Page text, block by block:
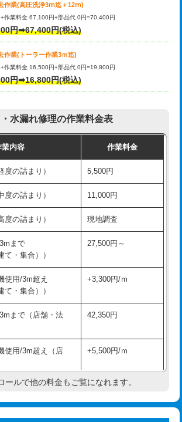
作業(高圧洗浄3ⅿ迄＋12ⅿ)
作業料金 67,100円+部品代 0円=70,400円
円➡67,400円(税込)
作業(トーラー作業3ｍ迄)
作業料金 16,500円+部品代 0円=19,800円
円➡16,800円(税込)
・水漏れ修理の作業料金表
業内容 作業料金
度の詰まり） 5,500円
度の詰まり） 11,000円
度の詰まり） 現地調査
まで
て・集合））
27,500円～
用/3m超え
て・集合））
+3,300円/ｍ
まで（店舗・法
42,350円
用/3m超え（店
+5,500円/ｍ
現地調査
ールで他の料金もご覧になれます。